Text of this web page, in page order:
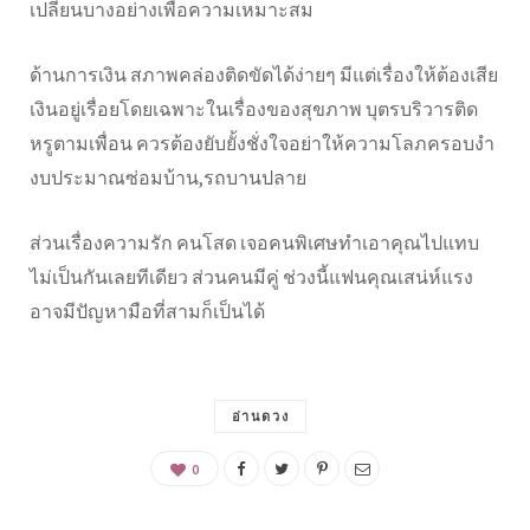
เปลี่ยนบางอย่างเพื่อความเหมาะสม
ด้านการเงิน สภาพคล่องติดขัดได้ง่ายๆ มีแต่เรื่องให้ต้องเสีย
เงินอยู่เรื่อยโดยเฉพาะในเรื่องของสุขภาพ บุตรบริวารติด
หรูตามเพื่อน ควรต้องยับยั้งชั่งใจอย่าให้ความโลภครอบงำ
งบประมาณซ่อมบ้าน,รถบานปลาย
ส่วนเรื่องความรัก คนโสด เจอคนพิเศษทำเอาคุณไปแทบ
ไม่เป็นกันเลยทีเดียว ส่วนคนมีคู่ ช่วงนี้แฟนคุณเสน่ห์แรง
อาจมีปัญหามือที่สามก็เป็นได้
อ่านดวง
0